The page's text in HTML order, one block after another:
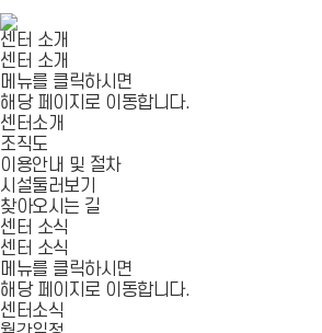
대
센터 소개
센터 소개
메뉴를 클릭하시면
해당 페이지로 이동합니다.
센터소개
조직도
이용안내 및 절차
시설둘러보기
찾아오시는 길
센터 소식
센터 소식
메뉴를 클릭하시면
해당 페이지로 이동합니다.
센터소식